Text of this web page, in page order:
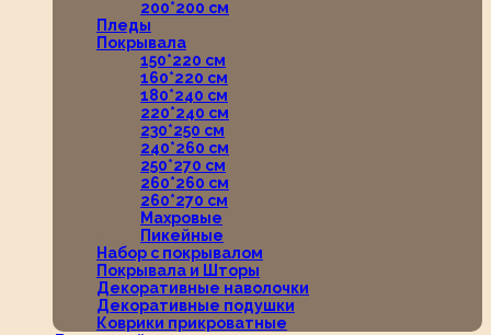
200*200 см
Пледы
Покрывала
150*220 см
160*220 см
180*240 см
220*240 см
230*250 см
240*260 см
250*270 см
260*260 см
260*270 см
Махровые
Пикейные
Набор с покрывалом
Покрывала и Шторы
Декоративные наволочки
Декоративные подушки
Коврики прикроватные